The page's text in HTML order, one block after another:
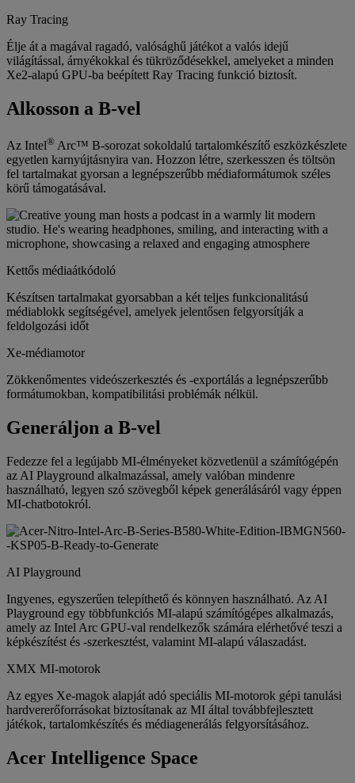
Ray Tracing
Élje át a magával ragadó, valósághű játékot a valós idejű
világítással, árnyékokkal és tükröződésekkel, amelyeket a minden
Xe2-alapú GPU-ba beépített Ray Tracing funkció biztosít.
Alkosson a B-vel
Az Intel® Arc™ B-sorozat sokoldalú tartalomkészítő eszközkészlete
egyetlen karnyújtásnyira van. Hozzon létre, szerkesszen és töltsön
fel tartalmakat gyorsan a legnépszerűbb médiaformátumok széles
körű támogatásával.
Kettős médiaátkódoló
Készítsen tartalmakat gyorsabban a két teljes funkcionalitású
médiablokk segítségével, amelyek jelentősen felgyorsítják a
feldolgozási időt
Xe-médiamotor
Zökkenőmentes videószerkesztés és -exportálás a legnépszerűbb
formátumokban, kompatibilitási problémák nélkül.
Generáljon a B-vel
Fedezze fel a legújabb MI-élményeket közvetlenül a számítógépén
az AI Playground alkalmazással, amely valóban mindenre
használható, legyen szó szövegből képek generálásáról vagy éppen
MI-chatbotokról.
AI Playground
Ingyenes, egyszerűen telepíthető és könnyen használható. Az AI
Playground egy többfunkciós MI-alapú számítógépes alkalmazás,
amely az Intel Arc GPU-val rendelkezők számára elérhetővé teszi a
képkészítést és -szerkesztést, valamint MI-alapú válaszadást.
XMX MI-motorok
Az egyes Xe-magok alapját adó speciális MI-motorok gépi tanulási
hardvererőforrásokat biztosítanak az MI által továbbfejlesztett
játékok, tartalomkészítés és médiagenerálás felgyorsításához.
Acer Intelligence Space